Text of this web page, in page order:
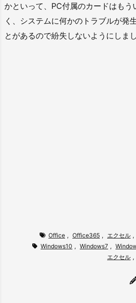
かといって、PC付属のカードはもう
く、システムに何かのトラブルが発
とがあるので紛失しないようにしまし
Office , Office365 , エクセル ,
Windows10 , Windows7 ,
エクセル ,